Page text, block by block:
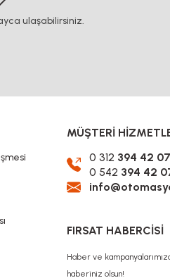
ulaşabilirsiniz.
MÜŞTERİ
0 312 394 42 07
0 542 394 42
FIRSAT HABERCİSİ
Haber ve
haberiniz olsun!